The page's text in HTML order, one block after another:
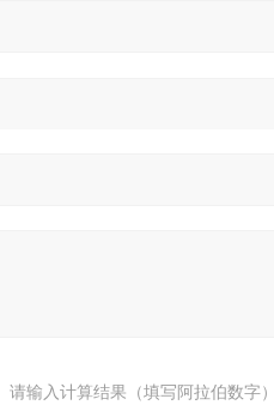
请输入计算结果（填写阿拉伯数字